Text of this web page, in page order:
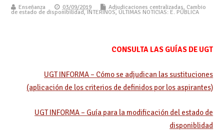
Enseñanza 03/09/2019 Adjudicaciones centralizadas, Cambio
de estado de disponibilidad,INTERINOS, ÚLTIMAS NOTICIAS: E. PÚBLICA
CONSULTA LAS GUÍAS DE UGT
UGT INFORMA – Cómo se adjudican las sustituciones
(aplicación de los criterios de definidos por los aspirantes)
UGT INFORMA – Guía para la modificación del estado de
disponiblidad